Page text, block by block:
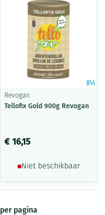
Revogan
Tellofix Gold 900g Revogan
€ 16,15
Niet beschikbaar
per pagina